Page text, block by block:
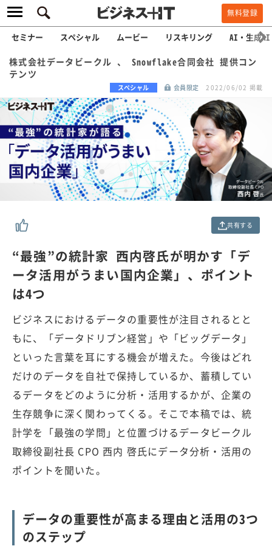
無料登録
セミナー スペシャル ムービー リスキリング AI・生成AI
株式会社データビークル 、 Snowflake合同会社 提供コン
テンツ
スペシャル 会員限定 2022/06/02 掲載
共有する
“最強”の統計家 西内啓氏が明かす「デ
ータ活用がうまい国内企業」、ポイント
は4つ
ビジネスにおけるデータの重要性が注目されるとと
もに、「データドリブン経営」や「ビッグデータ」
といった言葉を耳にする機会が増えた。今後はどれ
だけのデータを自社で保持しているか、蓄積してい
るデータをどのように分析・活用するかが、企業の
生存競争に深く関わってくる。そこで本稿では、統
計学を「最強の学問」と位置づけるデータビークル
取締役副社長 CPO 西内 啓氏にデータ分析・活用の
ポイントを聞いた。
データの重要性が高まる理由と活用の3つ
のステップ